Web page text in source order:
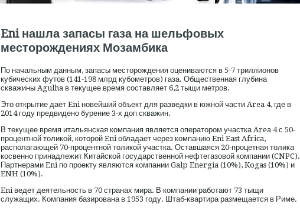
Eni нашла запасы газа на шельфовых
месторождениях Мозамбика
По начальным данным, запасы месторождения оцениваются в 5-7 триллионов
кубических футов (141-198 млрд кубометров) газа. Общественная глубина
скважины Agulha в текущее время составляет 6,2 тыщи метров.
Это открытие дает Eni новейший объект для разведки в южной части Area 4, где в
2014 году предвидено бурение 3-х доп скважин.
В текущее время итальянская компания является оператором участка Area 4 с 50-
процентной толикой, которой Eni обладает через компанию Eni East Africa,
располагающей 70-процентной толикой участка. Оставшаяся 20-процетная толика
косвенно принадлежит Китайской государственной нефтегазовой компании (CNPC).
Партнерами Eni по проекту являются компании Galp Energia (10%), Kogas (10%) и
ENH (10%).
Eni ведет деятельность в 70 странах мира. В компании работают 73 тыщи
служащих. Компания базирована в 1953 году. Штаб-квартира размещается в Риме.